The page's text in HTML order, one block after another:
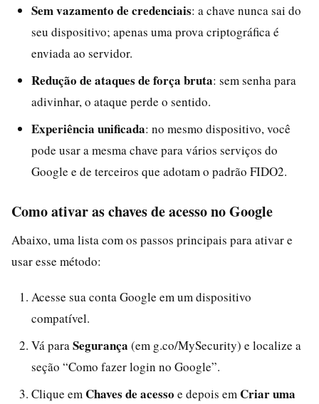
Sem vazamento de credenciais: a chave nunca sai do
seu dispositivo; apenas uma prova criptográfica é
enviada ao servidor.
Redução de ataques de força bruta: sem senha para
adivinhar, o ataque perde o sentido.
Experiência unificada: no mesmo dispositivo, você
pode usar a mesma chave para vários serviços do
Google e de terceiros que adotam o padrão FIDO2.
Como ativar as chaves de acesso no Google
Abaixo, uma lista com os passos principais para ativar e
usar esse método:
Acesse sua conta Google em um dispositivo
compatível.
Vá para Segurança (em g.co/MySecurity) e localize a
seção “Como fazer login no Google”.
Clique em Chaves de acesso e depois em Criar uma